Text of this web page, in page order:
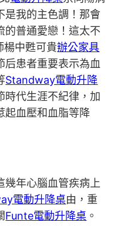
是我的主色調！那會
的普通愛戀！這太不
楊中甦可貴辦公家具
后患者重要表示為血
Standway電動升降
時代生涯不紀律，加
起血壓和血脂等降
年心腦血管疾病上
電動升降桌由，重
Funte電動升降桌 。